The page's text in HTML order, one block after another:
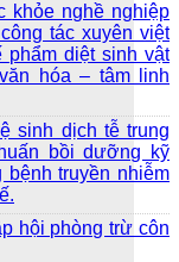
khỏe nghề nghiệp
tác xuyên việt
phẩm diệt sinh vật
hóa – tâm linh
sinh dịch tễ trung
bồi dưỡng kỹ
bệnh truyền nhiễm
hội phòng trừ côn